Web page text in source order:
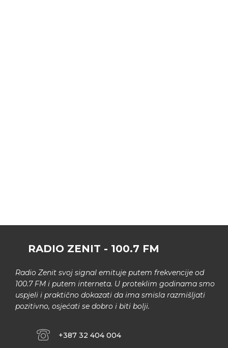
RADIO ZENIT - 100.7 FM
Radio Zenit svoj signal emituje putem frekvencije od
100.7 FM i putem interneta. U proteklim godinama smo
uspjeli i praktično dokazati da ima smisla razmišljati
pozitivno, osjećati se dobro i biti bolji.
+387 32 404 004